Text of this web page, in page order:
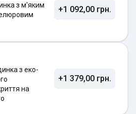
з м'яким
+1 092,00 грн.
з еко-
на
+1 379,00 грн.